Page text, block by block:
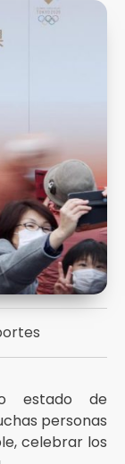
estado de
personas
celebrar los